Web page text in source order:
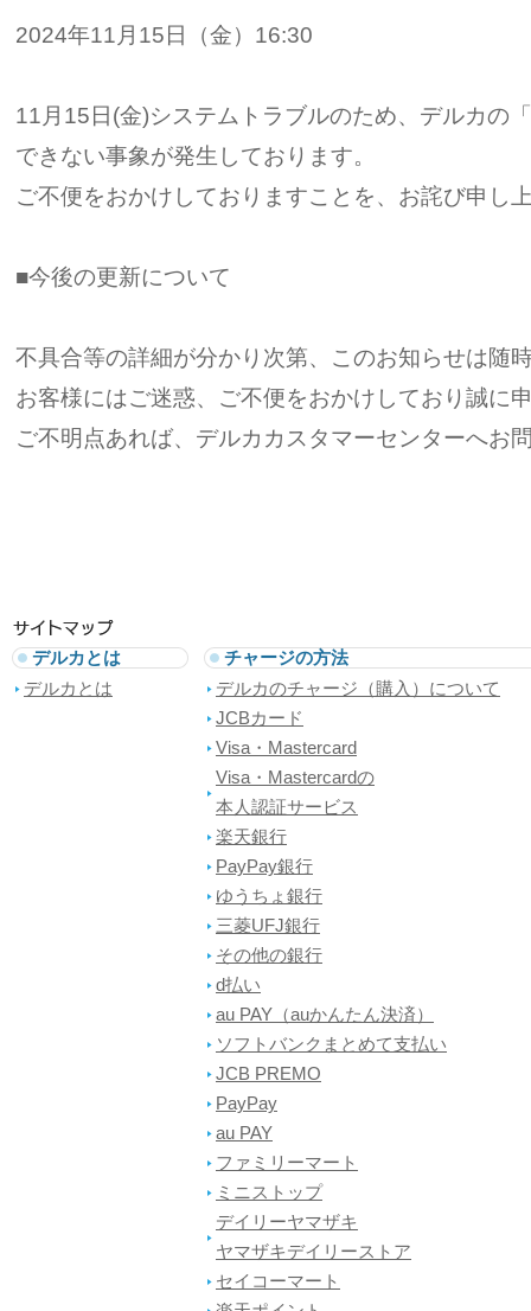
2024年11月15日（金）16:30
11月15日(金)システムトラブルのため、デルカの
できない事象が発生しております。
ご不便をおかけしておりますことを、お詫び申し
■今後の更新について
不具合等の詳細が分かり次第、このお知らせは随
お客様にはご迷惑、ご不便をおかけしており誠に
ご不明点あれば、デルカカスタマーセンターへお
デルカとは
デルカとは
チャージの方法
デルカのチャージ（購入）について
JCBカード
Visa・Mastercard
Visa・Mastercardの
本人認証サービス
楽天銀行
PayPay銀行
ゆうちょ銀行
三菱UFJ銀行
その他の銀行
d払い
au PAY（auかんたん決済）
ソフトバンクまとめて支払い
JCB PREMO
PayPay
au PAY
ファミリーマート
ミニストップ
デイリーヤマザキ
ヤマザキデイリーストア
セイコーマート